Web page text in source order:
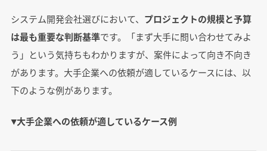
システム開発会社選びにおいて、 プロジェクトの規模と予算
は最も重要な判断基準です。「まず大手に問い合わせてみよ
う」という気持ちもわかりますが、案件によって向き不向き
があります。大手企業への依頼が適しているケースには、以
下のような例があります。
▼大手企業への依頼が適しているケース例